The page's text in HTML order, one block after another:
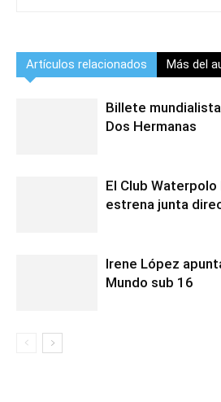
Artículos relacionados Más del
Billete
Dos Hermanas
El Club Waterpolo
estrena junta
Irene López
Mundo sub 16